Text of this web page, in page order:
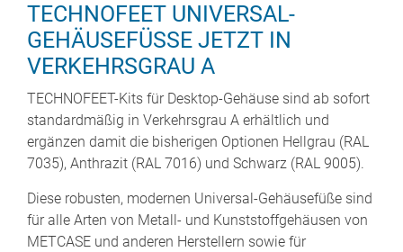
TECHNOFEET UNIVERSAL-
GEHÄUSEFÜSSE JETZT IN
VERKEHRSGRAU A
TECHNOFEET-Kits für Desktop-Gehäuse sind ab sofort
standardmäßig in Verkehrsgrau A erhältlich und
ergänzen damit die bisherigen Optionen Hellgrau (RAL
7035), Anthrazit (RAL 7016) und Schwarz (RAL 9005).
Diese robusten, modernen Universal-Gehäusefüße sind
für alle Arten von Metall- und Kunststoffgehäusen von
METCASE und anderen Herstellern sowie für